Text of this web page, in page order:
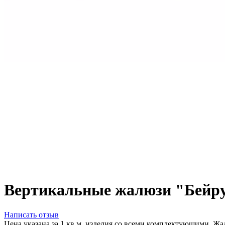
Вертикальные жалюзи
Написать отзыв